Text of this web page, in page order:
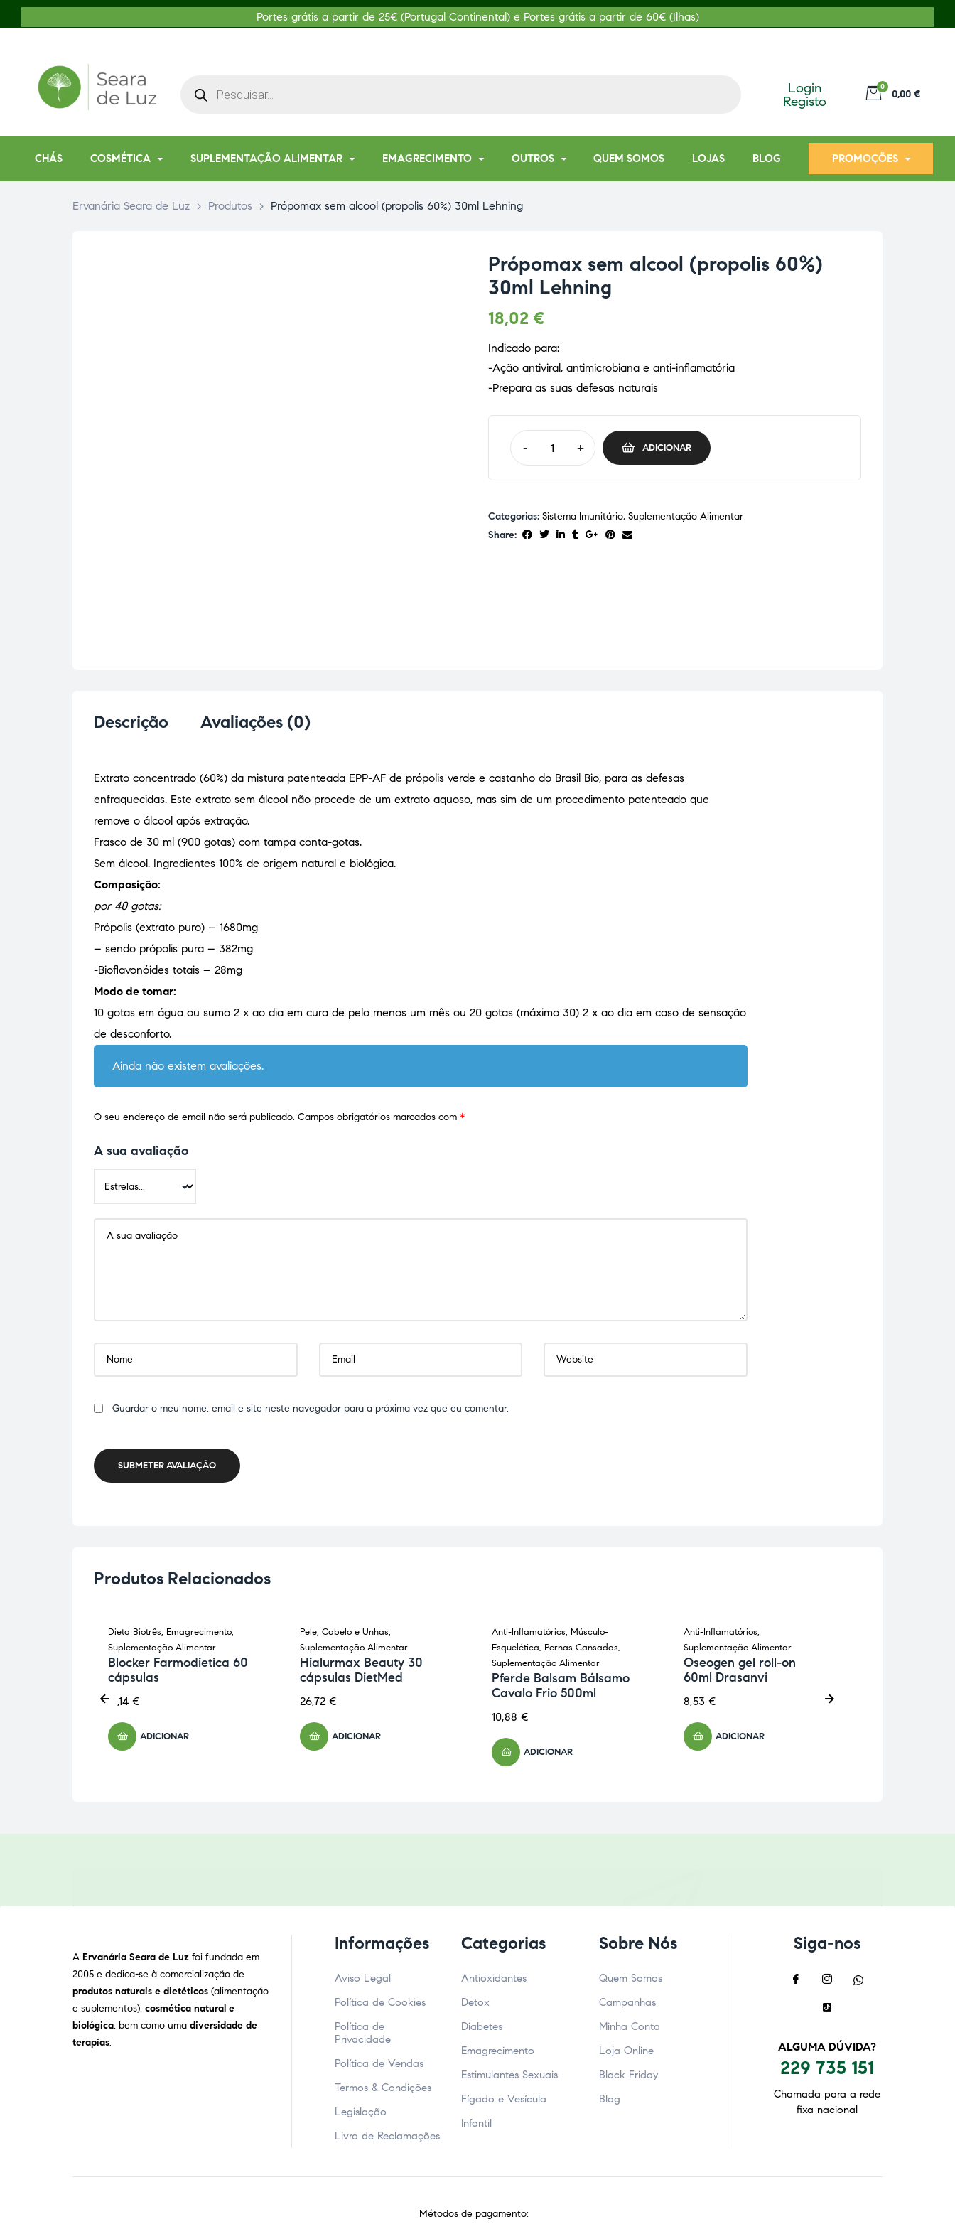
Portes grátis a partir de 25€ (Portugal Continental) e Portes grátis a partir de 60€ (Ilhas)
Login
Registo
0
0,00 €
CHÁS COSMÉTICA SUPLEMENTAÇÃO ALIMENTAR EMAGRECIMENTO OUTROS QUEM SOMOS LOJAS BLOG PROMOÇÕES
Ervanária Seara de Luz > Produtos > Própomax sem alcool (propolis 60%) 30ml Lehning
Própomax sem alcool (propolis 60%)
30ml Lehning
18,02 €
Indicado para:
-Ação antiviral, antimicrobiana e anti-inflamatória
-Prepara as suas defesas naturais
- + ADICIONAR
Categorias: Sistema Imunitário, Suplementação Alimentar
Share:
Descrição Avaliações (0)
Extrato concentrado (60%) da mistura patenteada EPP-AF de própolis verde e castanho do Brasil Bio, para as defesas
enfraquecidas. Este extrato sem álcool não procede de um extrato aquoso, mas sim de um procedimento patenteado que
remove o álcool após extração.
Frasco de 30 ml (900 gotas) com tampa conta-gotas.
Sem álcool. Ingredientes 100% de origem natural e biológica.
Composição:
por 40 gotas:
Própolis (extrato puro) – 1680mg
– sendo própolis pura – 382mg
-Bioflavonóides totais – 28mg
Modo de tomar:
10 gotas em água ou sumo 2 x ao dia em cura de pelo menos um mês ou 20 gotas (máximo 30) 2 x ao dia em caso de sensação
de desconforto.
Ainda não existem avaliações.
O seu endereço de email não será publicado. Campos obrigatórios marcados com *
A sua avaliação
Guardar o meu nome, email e site neste navegador para a próxima vez que eu comentar.
SUBMETER AVALIAÇÃO
Produtos Relacionados
Dieta Biotrês, Emagrecimento,
Suplementação Alimentar
Blocker Farmodietica 60
cápsulas
41,14 €
ADICIONAR
Pele, Cabelo e Unhas,
Suplementação Alimentar
Hialurmax Beauty 30
cápsulas DietMed
26,72 €
ADICIONAR
Anti-Inflamatórios, Músculo-
Esquelética, Pernas Cansadas,
Suplementação Alimentar
Pferde Balsam Bálsamo
Cavalo Frio 500ml
10,88 €
ADICIONAR
Anti-Inflamatórios,
Suplementação Alimentar
Oseogen gel roll-on
60ml Drasanvi
8,53 €
ADICIONAR
A Ervanária Seara de Luz foi fundada em
2005 e dedica-se à comercialização de
produtos naturais e dietéticos (alimentação
e suplementos), cosmética natural e
biológica, bem como uma diversidade de
terapias.
Informações
Aviso Legal
Política de Cookies
Política de
Privacidade
Política de Vendas
Termos & Condições
Legislação
Livro de Reclamações
Categorias
Antioxidantes
Detox
Diabetes
Emagrecimento
Estimulantes Sexuais
Fígado e Vesícula
Infantil
Sobre Nós
Quem Somos
Campanhas
Minha Conta
Loja Online
Black Friday
Blog
Siga-nos
ALGUMA DÚVIDA?
229 735 151
Chamada para a rede
fixa nacional
Métodos de pagamento: